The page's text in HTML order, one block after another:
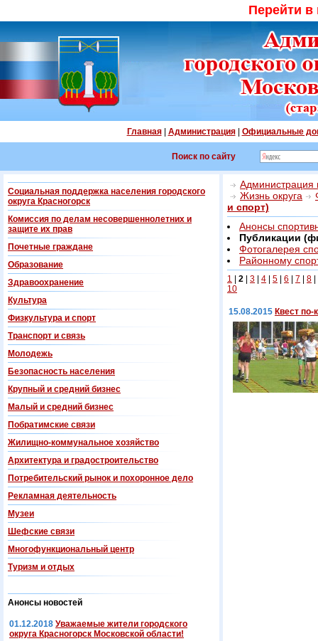
Перейти
Главная| Администрация| Официальные
Поиск по сайту
Социальная поддержка населения городского
округа Красногорск
Комиссия по делам несовершеннолетних и
защите их прав
Почетные граждане
Образование
Здравоохранение
Культура
Физкультура и спорт
Транспорт и связь
Молодежь
Безопасность населения
Крупный и средний бизнес
Малый и средний бизнес
Побратимские связи
Жилищно-коммунальное хозяйство
Архитектура и градостроительство
Потребительский рынок и похоронное дело
Рекламная деятельность
Музеи
Шефские связи
Многофункциональный центр
Туризм и отдых
Анонсы новостей
01.12.2018 Уважаемые жители городского
округа Красногорск Московской области!
Администрация
Жизнь округа
и спорт)
Анонсы
Публикации
Фотогалерея
Районному
1 2 3 4 5 6 7 8
10
15.08.2015 Квест по-